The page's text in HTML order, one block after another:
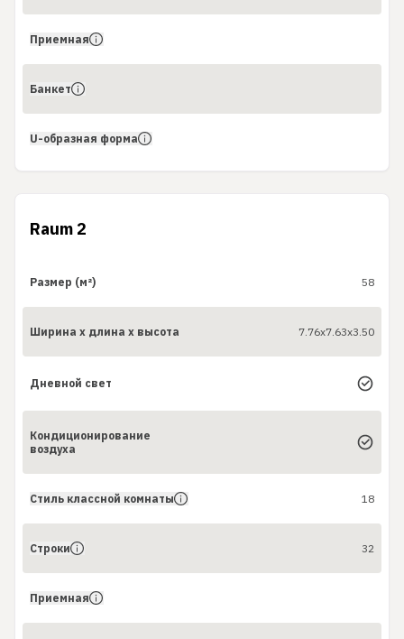
Приемная
Банкет
U-образная форма
Raum 2
Размер (м²) 58
Ширина x длина x высота 7.76x7.63x3.50
Дневной свет
Кондиционирование
воздуха
Стиль классной комнаты 18
Строки 32
Приемная